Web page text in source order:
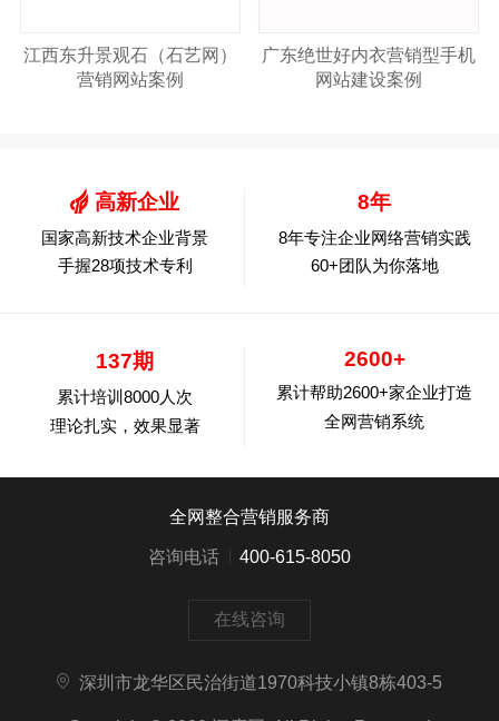
江西东升景观石（石艺网）
营销网站案例
广东绝世好内衣营销型手机
网站建设案例
高新企业
国家高新技术企业背景
手握28项技术专利
8年
8年专注企业网络营销实践
60+团队为你落地
137期
累计培训8000人次
理论扎实，效果显著
2600+
累计帮助2600+家企业打造
全网营销系统
全网整合营销服务商
咨询电话
400-615-8050
在线咨询
深圳市龙华区民治街道1970科技小镇8栋403-5